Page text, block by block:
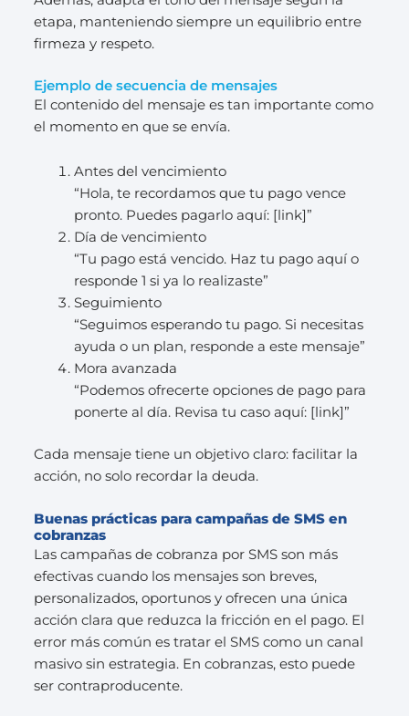
etapa, manteniendo siempre un equilibrio entre
firmeza y respeto.
Ejemplo de secuencia de mensajes
El contenido del mensaje es tan importante como
el momento en que se envía.
Antes del vencimiento
“Hola, te recordamos que tu pago vence
pronto. Puedes pagarlo aquí: [link]”
Día de vencimiento
“Tu pago está vencido. Haz tu pago aquí o
responde 1 si ya lo realizaste”
Seguimiento
“Seguimos esperando tu pago. Si necesitas
ayuda o un plan, responde a este mensaje”
Mora avanzada
“Podemos ofrecerte opciones de pago para
ponerte al día. Revisa tu caso aquí: [link]”
Cada mensaje tiene un objetivo claro: facilitar la
acción, no solo recordar la deuda.
Buenas prácticas para campañas de SMS en
cobranzas
Las campañas de cobranza por SMS son más
efectivas cuando los mensajes son breves,
personalizados, oportunos y ofrecen una única
acción clara que reduzca la fricción en el pago. El
error más común es tratar el SMS como un canal
masivo sin estrategia. En cobranzas, esto puede
ser contraproducente.